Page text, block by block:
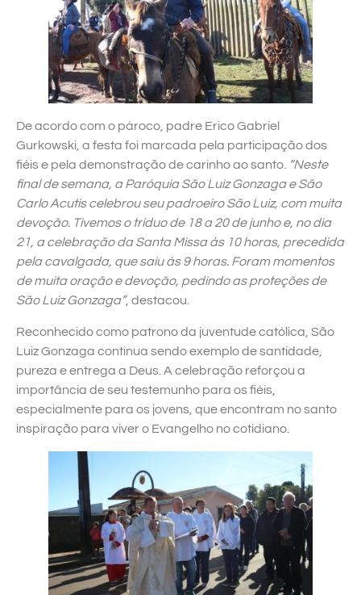
De acordo com o pároco, padre Erico Gabriel
Gurkowski, a festa foi marcada pela participação dos
fiéis e pela demonstração de carinho ao santo. “Neste
final de semana, a Paróquia São Luiz Gonzaga e São
Carlo Acutis celebrou seu padroeiro São Luiz, com muita
devoção. Tivemos o tríduo de 18 a 20 de junho e, no dia
21, a celebração da Santa Missa às 10 horas, precedida
pela cavalgada, que saiu às 9 horas. Foram momentos
de muita oração e devoção, pedindo as proteções de
São Luiz Gonzaga”, destacou.
Reconhecido como patrono da juventude católica, São
Luiz Gonzaga continua sendo exemplo de santidade,
pureza e entrega a Deus. A celebração reforçou a
importância de seu testemunho para os fiéis,
especialmente para os jovens, que encontram no santo
inspiração para viver o Evangelho no cotidiano.